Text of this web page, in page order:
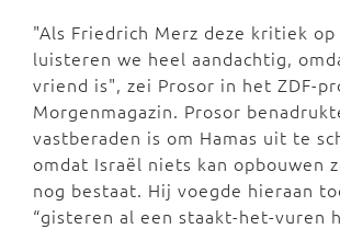
"Als Friedrich Merz deze kritiek
luisteren we heel aandachtig,
vriend is", zei Prosor in het ZDF-
Morgenmagazin. Prosor
vastberaden is om Hamas uit te
omdat Israël niets kan opbouwen
nog bestaat. Hij voegde hieraan
“gisteren al een staakt-het-vuren